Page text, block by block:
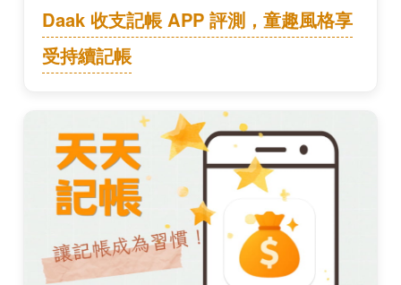
Daak 收支記帳 APP 評測，童趣風格享
受持續記帳